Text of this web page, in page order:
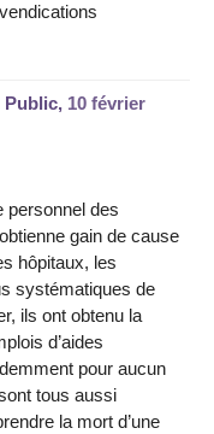
Public, 10 février
personnel des
gain de cause
hôpitaux, les
systématiques de
ils ont obtenu la
d’aides
pour aucun
tous aussi
la mort d’une